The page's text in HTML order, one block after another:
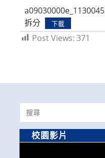
拆分
下載
Post Views: 371
Search
for:
校園影片